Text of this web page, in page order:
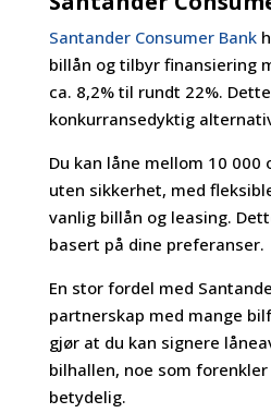
Santander Consumer Bank
billån og tilbyr finansiering
ca. 8,2% til rundt 22%.
konkurransedyktig
Du kan låne mellom 10 000
uten sikkerhet, med
vanlig billån og leasing.
basert på dine preferanser.
En stor fordel med
partnerskap med mange
gjør at du kan signere
bilhallen, noe som
betydelig.